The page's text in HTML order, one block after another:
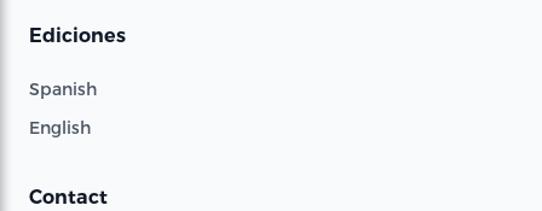
Ediciones
Spanish
English
Contact